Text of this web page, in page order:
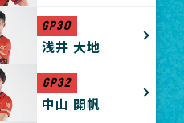
GP30
浅井 大地
GP32
中山 開帆